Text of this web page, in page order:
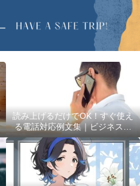
読み上げるだけでOK！すぐ使え
る電話対応例文集｜ビジネスで
使える最初の言葉・最後の言葉
も完全網羅